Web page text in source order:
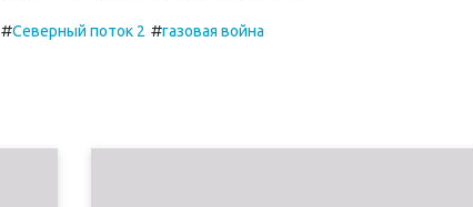
#Северный поток 2 #газовая война